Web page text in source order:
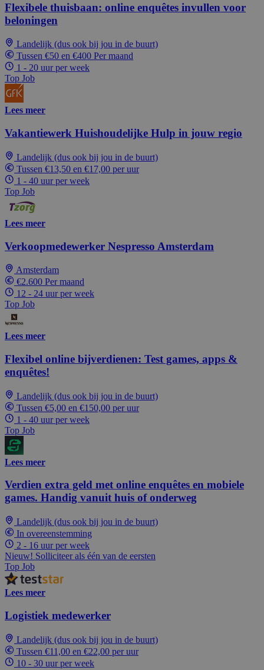
Flexibele thuisbaan: online enquêtes invullen voor
beloningen
Landelijk (dus ook bij jou in de buurt)
Tussen €50 en €400 Per maand
1 - 20 uur per week
Top Job
Lees meer
Vakantiewerk Huishoudelijke Hulp in jouw regio
Landelijk (dus ook bij jou in de buurt)
Tussen €13,50 en €17,00 per uur
1 - 40 uur per week
Top Job
Lees meer
Verkoopmedewerker Nespresso Amsterdam
Amsterdam
€2.600 Per maand
12 - 24 uur per week
Top Job
Lees meer
Flexibel online bijverdienen: Test games, apps &
enquêtes!
Landelijk (dus ook bij jou in de buurt)
Tussen €5,00 en €150,00 per uur
1 - 40 uur per week
Top Job
Lees meer
Verdien extra geld met online enquêtes en mobiele
games. Handig vanuit huis of onderweg
Landelijk (dus ook bij jou in de buurt)
In overeenstemming
2 - 16 uur per week
Nieuw! Solliciteer als één van de eersten
Top Job
Lees meer
Logistiek medewerker
Landelijk (dus ook bij jou in de buurt)
Tussen €11,00 en €22,00 per uur
10 - 30 uur per week